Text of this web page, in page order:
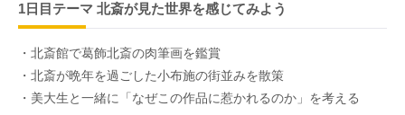
1日目テーマ 北斎が見た世界を感じてみよう
・北斎館で葛飾北斎の肉筆画を鑑賞
・北斎が晩年を過ごした小布施の街並みを散策
・美大生と一緒に「なぜこの作品に惹かれるのか」を考える